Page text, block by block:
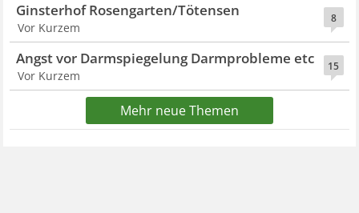
8
Ginsterhof Rosengarten/Tötensen
Vor Kurzem
15
Angst vor Darmspiegelung Darmprobleme etc
Vor Kurzem
Mehr neue Themen